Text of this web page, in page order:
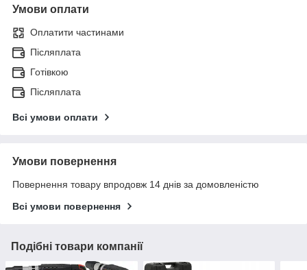
Умови оплати
Оплатити частинами
Післяплата
Готівкою
Післяплата
Всі умови оплати
Умови повернення
Повернення товару впродовж 14 днів за домовленістю
Всі умови повернення
Подібні товари компанії